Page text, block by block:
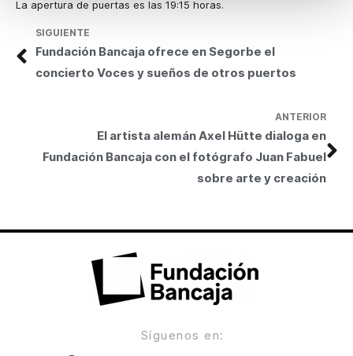
La apertura de puertas es las 19:15 horas.
ANTERIOR
El artista alemán Axel Hütte dialoga en
Fundación Bancaja con el fotógrafo Juan Fabuel
sobre arte y creación
SIGUIENTE
Fundación Bancaja ofrece en Segorbe el
concierto Voces y sueños de otros puertos
Síguenos en: